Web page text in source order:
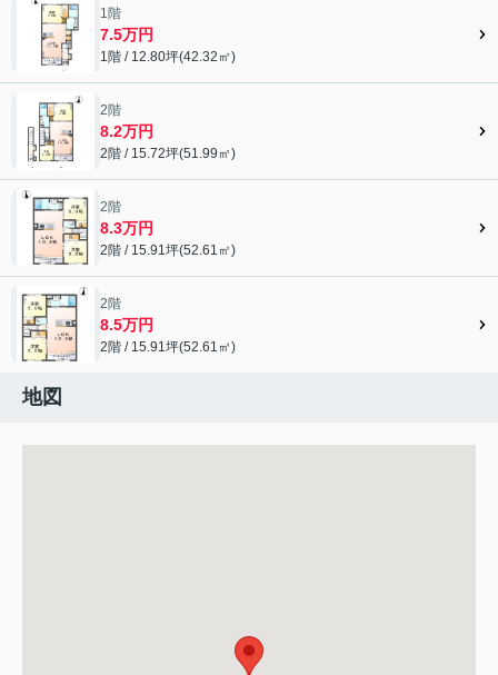
1階
7.5万円
1階 / 12.80坪(42.32㎡)
2階
8.2万円
2階 / 15.72坪(51.99㎡)
2階
8.3万円
2階 / 15.91坪(52.61㎡)
2階
8.5万円
2階 / 15.91坪(52.61㎡)
地図